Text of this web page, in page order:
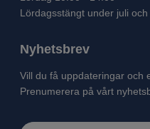
Lördagsstängt under juli och
Nyhetsbrev
Vill du få uppdateringar och
Prenumerera på vårt